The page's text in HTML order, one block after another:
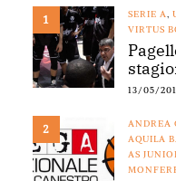
1 SERIE A,
VIRTUS
13/05/
2 ANDREA
AQUILA
AS